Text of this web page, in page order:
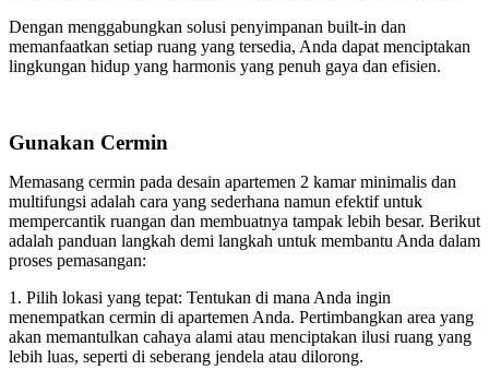
Dengan menggabungkan solusi penyimpanan built-in dan
memanfaatkan setiap ruang yang tersedia, Anda dapat menciptakan
lingkungan hidup yang harmonis yang penuh gaya dan efisien.
Gunakan Cermin
Memasang cermin pada desain apartemen 2 kamar minimalis dan
multifungsi adalah cara yang sederhana namun efektif untuk
mempercantik ruangan dan membuatnya tampak lebih besar. Berikut
adalah panduan langkah demi langkah untuk membantu Anda dalam
proses pemasangan:
1. Pilih lokasi yang tepat: Tentukan di mana Anda ingin
menempatkan cermin di apartemen Anda. Pertimbangkan area yang
akan memantulkan cahaya alami atau menciptakan ilusi ruang yang
lebih luas, seperti di seberang jendela atau dilorong.